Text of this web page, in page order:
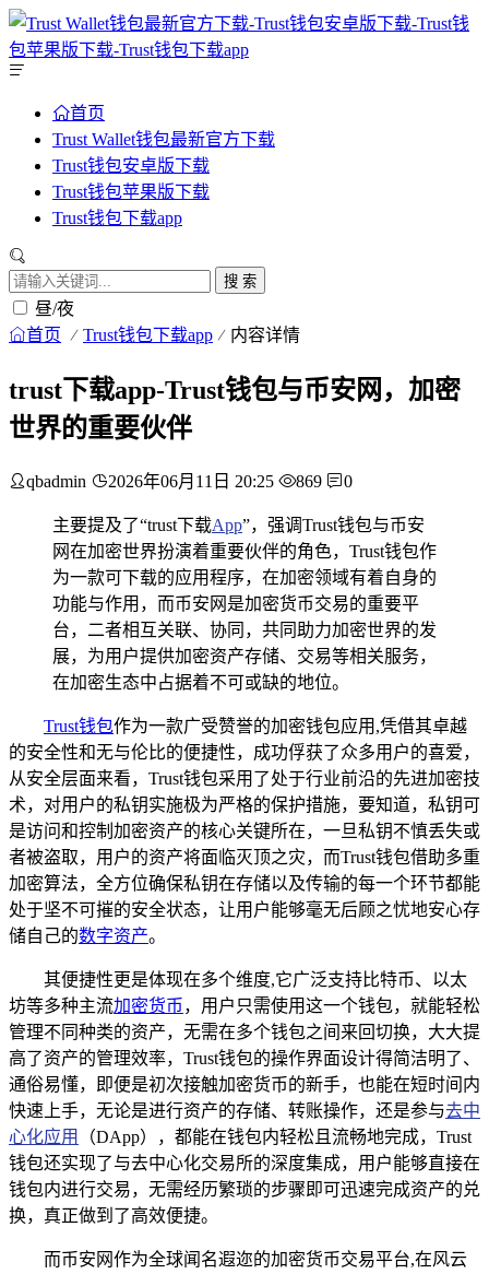
首页
Trust Wallet钱包最新官方下载
Trust钱包安卓版下载
Trust钱包苹果版下载
Trust钱包下载app
搜 索
昼/夜
首页 Trust钱包下载app 内容详情
trust下载app-Trust钱包与币安网，加密
世界的重要伙伴
qbadmin 2026年06月11日 20:25 869 0
主要提及了“trust下载App”，强调Trust钱包与币安
网在加密世界扮演着重要伙伴的角色，Trust钱包作
为一款可下载的应用程序，在加密领域有着自身的
功能与作用，而币安网是加密货币交易的重要平
台，二者相互关联、协同，共同助力加密世界的发
展，为用户提供加密资产存储、交易等相关服务，
在加密生态中占据着不可或缺的地位。
Trust钱包作为一款广受赞誉的加密钱包应用,凭借其卓越
的安全性和无与伦比的便捷性，成功俘获了众多用户的喜爱，
从安全层面来看，Trust钱包采用了处于行业前沿的先进加密技
术，对用户的私钥实施极为严格的保护措施，要知道，私钥可
是访问和控制加密资产的核心关键所在，一旦私钥不慎丢失或
者被盗取，用户的资产将面临灭顶之灾，而Trust钱包借助多重
加密算法，全方位确保私钥在存储以及传输的每一个环节都能
处于坚不可摧的安全状态，让用户能够毫无后顾之忧地安心存
储自己的数字资产。
其便捷性更是体现在多个维度,它广泛支持比特币、以太
坊等多种主流加密货币 ，用户只需使用这一个钱包，就能轻松
管理不同种类的资产，无需在多个钱包之间来回切换，大大提
高了资产的管理效率，Trust钱包的操作界面设计得简洁明了、
通俗易懂，即便是初次接触加密货币的新手，也能在短时间内
快速上手，无论是进行资产的存储、转账操作，还是参与去中
心化应用
（DApp），都能在钱包内轻松且流畅地完成，Trust
钱包还实现了与去中心化交易所的深度集成，用户能够直接在
钱包内进行交易，无需经历繁琐的步骤即可迅速完成资产的兑
换，真正做到了高效便捷。
而币安网作为全球闻名遐迩的加密货币交易平台,在风云